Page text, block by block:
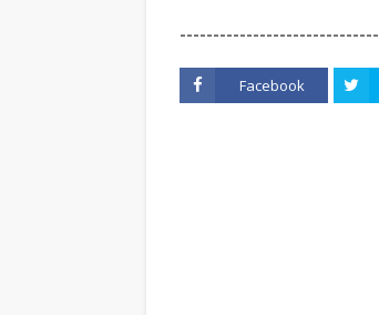
------------------------------
Facebook